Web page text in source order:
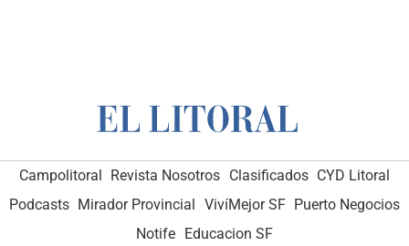
Campolitoral Revista Nosotros Clasificados CYD Litoral
Podcasts Mirador Provincial VivíMejor SF Puerto Negocios
Notife
Educacion SF